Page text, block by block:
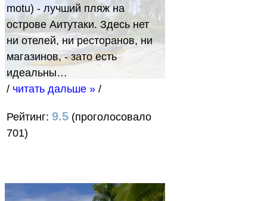
motu) - лучший пляж на
острове Аитутаки. Здесь нет
ни отелей, ни ресторанов, ни
магазинов, - зато есть
идеальны…
/ читать дальше » /
Рейтинг: 9.5 (проголосовало
701)